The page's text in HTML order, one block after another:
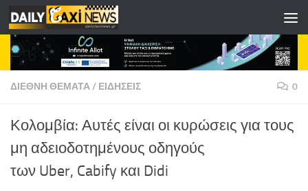
Skip to content
ΔΙΕΘΝΗ ΘΕΜΑΤΑ/ ΕΙΔΗΣΕΙΣ 0
Κολομβία: Αυτές είναι οι κυρώσεις για τους
μη αδειοδοτημένους οδηγούς
των Uber, Cabify και Didi